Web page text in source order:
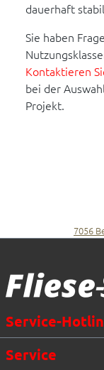
dauerhaft
Sie haben
Kontaktieren
bei der
Projekt.
7056
Service-
Service